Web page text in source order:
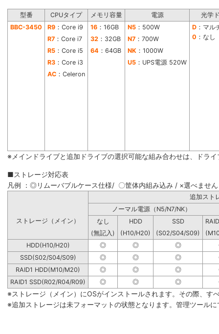
型番 CPUタイプ メモリ容量 電源
光学
BBC-3450
R9 ：Core i9 16 ：16GB N5 ：500W D ：マル
0 ：なし
R7 ：Core i7 32 ：32GB N7 ：700W
R5 ：Core i5 64 ：64GB NK ：1000W
R3 ：Core i3 U5 ：UPS電源 520W
AC ：Celeron
※メインドライブと追加ドライブの選択可能な組み合わせは、ドラ
■ストレージ対応表
凡例 ：◎リムーバブルケース仕様/ 〇筐体内組み込み / ×選べません
追
ノーマル電源（N5/N7/NK）
ストレージ（メイン）
なし HDD SSD
(無記入)
(H10/H20) (S02/S04/S09)
HDD(H10/H20)
◎ ◎ ◎
SSD(S02/S04/S09)
◎ ◎ ◎
RAID1 HDD(M10/M20)
◎ ◎ ◎
RAID1 SSD(R02/R04/R09)
◎ ◎ ◎
※ストレージ（メイン）にOSがインストールされます。その際、す
※追加ストレージは未フォーマットの状態となります。管理ツール